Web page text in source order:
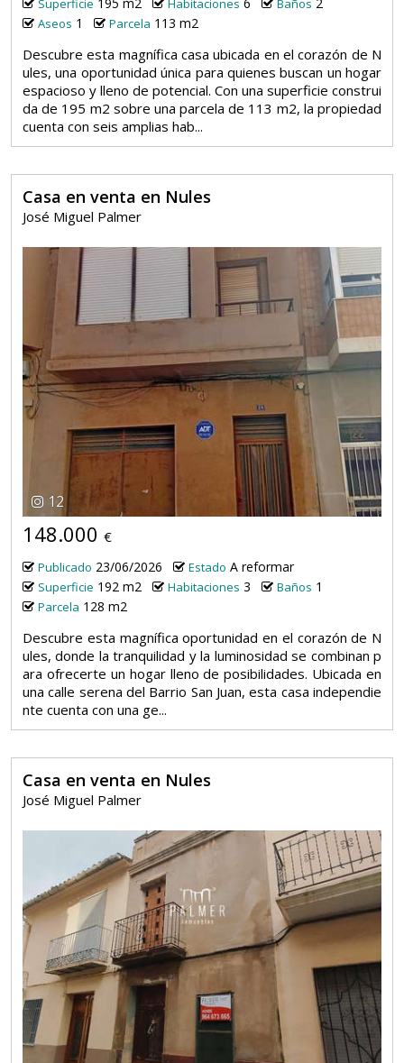
Superficie Habitaciones Baños
Aseos 1 Parcela 113 m2
Descubre esta magnífica casa ubicada en el corazón de N
ules, una oportunidad única para quienes buscan un hogar
espacioso y lleno de potencial. Con una superficie construi
da de 195 m2 sobre una parcela de 113 m2, la propiedad
cuenta con seis amplias hab...
Casa en venta en Nules
José Miguel Palmer
12
148.000 €
Publicado 23/06/2026 Estado A reformar
Superficie 192 m2 Habitaciones 3 Baños 1
Parcela 128 m2
Descubre esta magnífica oportunidad en el corazón de N
ules, donde la tranquilidad y la luminosidad se combinan p
ara ofrecerte un hogar lleno de posibilidades. Ubicada en
una calle serena del Barrio San Juan, esta casa independie
nte cuenta con una ge...
Casa en venta en Nules
José Miguel Palmer